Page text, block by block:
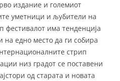
издание и големиот
уметници и љубители на
фестивалот има тенденција
на едно место да ги собира
стрип
низ градот се поставени
од старата и новата